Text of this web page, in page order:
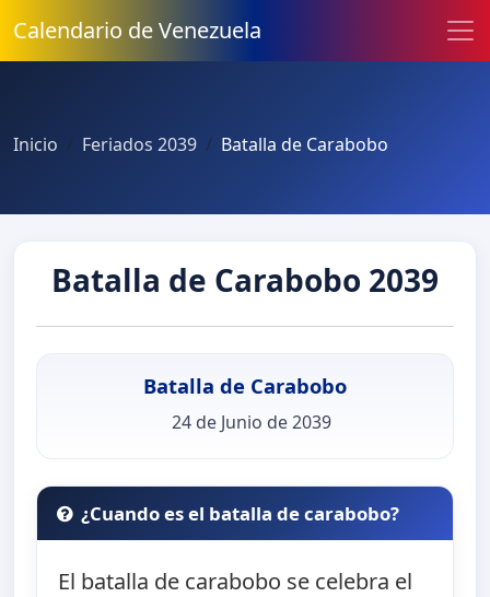
Calendario de Venezuela
Inicio Feriados 2039 Batalla de Carabobo
Batalla de Carabobo 2039
Batalla de Carabobo
24 de Junio de 2039
¿Cuando es el batalla de carabobo?
El batalla de carabobo se celebra el